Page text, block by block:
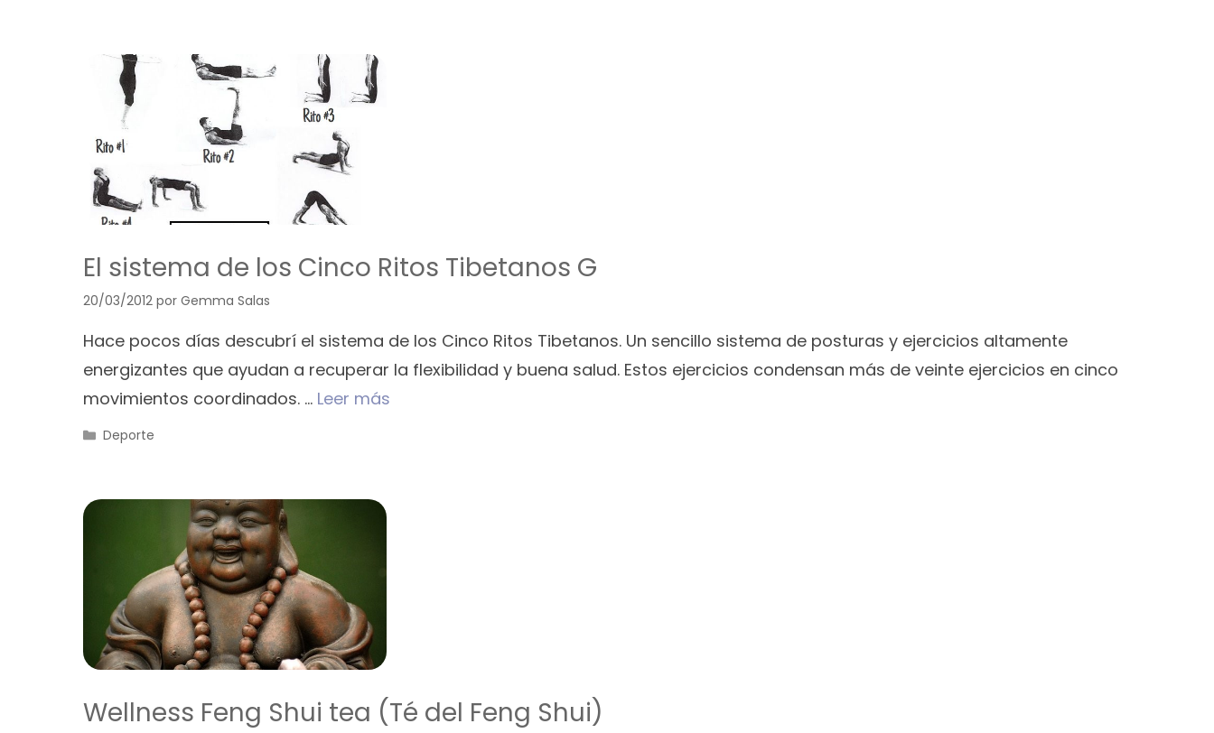
El sistema de los Cinco Ritos Tibetanos G
20/03/2012 por Gemma Salas
Hace pocos días descubrí el sistema de los Cinco Ritos Tibetanos. Un sencillo sistema de posturas y ejercicios altamente
energizantes que ayudan a recuperar la flexibilidad y buena salud. Estos ejercicios condensan más de veinte ejercicios en cinco
movimientos coordinados. … Leer más
Categorías
Deporte
Wellness Feng Shui tea (Té del Feng Shui)